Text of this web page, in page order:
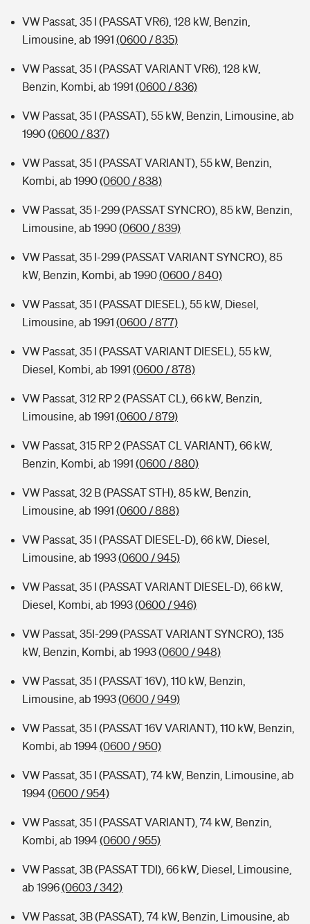
VW Passat, 35 I (PASSAT VR6), 128 kW, Benzin,
Limousine, ab 1991 (0600 / 835)
VW Passat, 35 I (PASSAT VARIANT VR6), 128 kW,
Benzin, Kombi, ab 1991 (0600 / 836)
VW Passat, 35 I (PASSAT), 55 kW, Benzin, Limousine, ab
1990(0600 / 837)
VW Passat, 35 I (PASSAT VARIANT), 55 kW, Benzin,
Kombi, ab 1990(0600 / 838)
VW Passat, 35 I-299 (PASSAT SYNCRO), 85 kW, Benzin,
Limousine, ab 1990(0600 / 839)
VW Passat, 35 I-299 (PASSAT VARIANT SYNCRO), 85
kW, Benzin, Kombi, ab 1990(0600 / 840)
VW Passat, 35 I (PASSAT DIESEL), 55 kW, Diesel,
Limousine, ab 1991 (0600 / 877)
VW Passat, 35 I (PASSAT VARIANT DIESEL), 55 kW,
Diesel, Kombi, ab 1991 (0600 / 878)
VW Passat, 312 RP 2 (PASSAT CL), 66 kW, Benzin,
Limousine, ab 1991 (0600 / 879)
VW Passat, 315 RP 2 (PASSAT CL VARIANT), 66 kW,
Benzin, Kombi, ab 1991 (0600 / 880)
VW Passat, 32 B (PASSAT STH), 85 kW, Benzin,
Limousine, ab 1991 (0600 / 888)
VW Passat, 35 I (PASSAT DIESEL-D), 66 kW, Diesel,
Limousine, ab 1993(0600 / 945)
VW Passat, 35 I (PASSAT VARIANT DIESEL-D), 66 kW,
Diesel, Kombi, ab 1993(0600 / 946)
VW Passat, 35I-299 (PASSAT VARIANT SYNCRO), 135
kW, Benzin, Kombi, ab 1993(0600 / 948)
VW Passat, 35 I (PASSAT 16V), 110 kW, Benzin,
Limousine, ab 1993(0600 / 949)
VW Passat, 35 I (PASSAT 16V VARIANT), 110 kW, Benzin,
Kombi, ab 1994(0600 / 950)
VW Passat, 35 I (PASSAT), 74 kW, Benzin, Limousine, ab
1994(0600 / 954)
VW Passat, 35 I (PASSAT VARIANT), 74 kW, Benzin,
Kombi, ab 1994(0600 / 955)
VW Passat, 3B (PASSAT TDI), 66 kW, Diesel, Limousine,
ab 1996(0603 / 342)
VW Passat, 3B (PASSAT), 74 kW, Benzin, Limousine, ab